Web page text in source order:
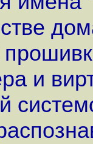
и